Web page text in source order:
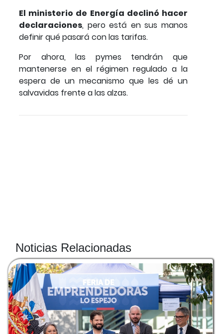
El ministerio de Energía declinó hacer
declaraciones, pero está en sus manos
definir qué pasará con las tarifas.
Por ahora, las pymes tendrán que
mantenerse en el régimen regulado a la
espera de un mecanismo que les dé un
salvavidas frente a las alzas.
Noticias Relacionadas